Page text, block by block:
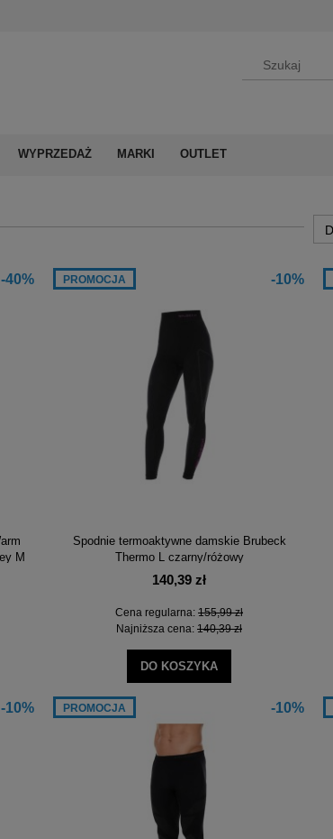
WYPRZEDAŻ MARKI OUTLET
-40%
M
-10%
Spodnie termoaktywne damskie Brubeck
Thermo L czarny/różowy
140,39 zł
Cena regularna: 155,99 zł
Najniższa cena: 140,39 zł
DO KOSZYKA
PROMOCJA
-10% -10%
PROMOCJA